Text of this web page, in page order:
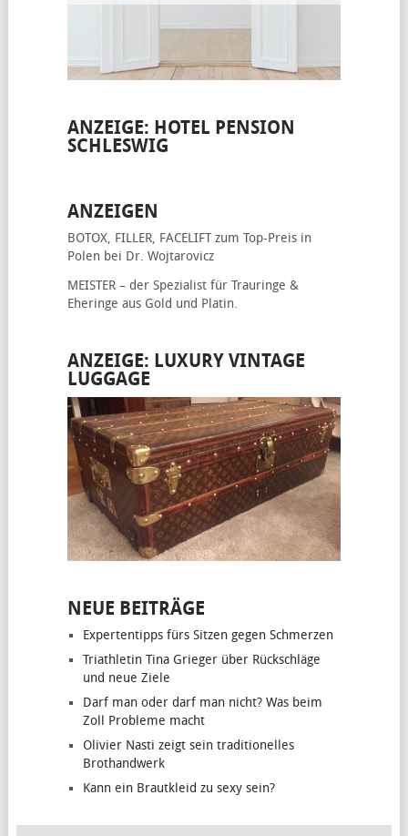
ANZEIGE: HOTEL PENSION
SCHLESWIG
ANZEIGEN
BOTOX, FILLER, FACELIFTzum Top-Preis in
Polen bei Dr. Wojtarovicz
MEISTER – der Spezialist für Trauringe &
Eheringe aus Gold und Platin.
ANZEIGE: LUXURY VINTAGE
LUGGAGE
NEUE BEITRÄGE
Expertentipps fürs Sitzen gegen Schmerzen
Triathletin Tina Grieger über Rückschläge
und neue Ziele
Darf man oder darf man nicht? Was beim
Zoll Probleme macht
Olivier Nasti zeigt sein traditionelles
Brothandwerk
Kann ein Brautkleid zu sexy sein?